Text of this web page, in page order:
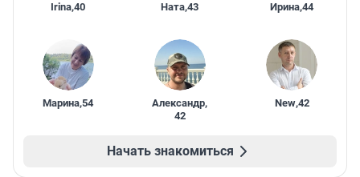
Irina,40 Ната,43 Ирина,44
Марина,54 Александр,
42
New,42
Начать знакомиться